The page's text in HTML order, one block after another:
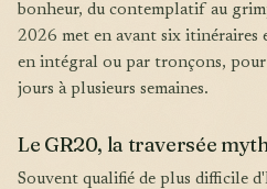
bonheur, du contemplatif au
2026 met en avant six itinéraires
en intégral ou par tronçons, pour
jours à plusieurs semaines.
Le GR20, la traversée
Souvent qualifié de plus difficile d'Europe, le GR20 trace 180